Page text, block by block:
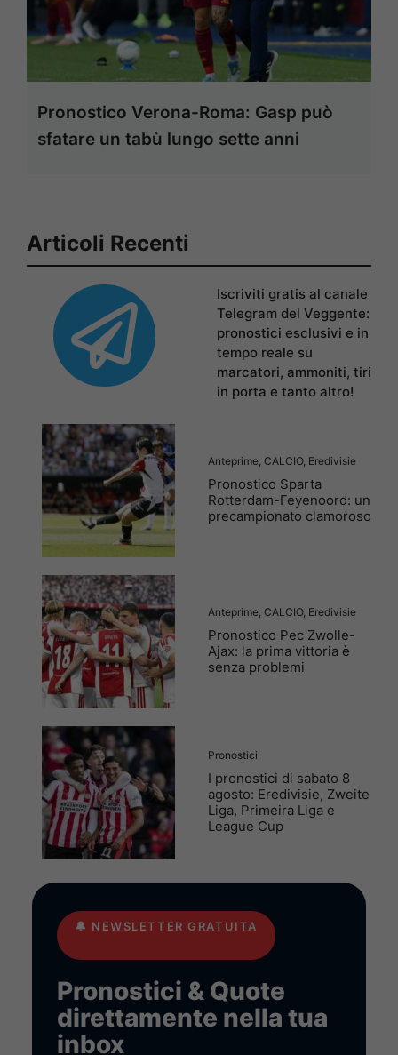
Pronostico Verona-Roma: Gasp può
sfatare un tabù lungo sette anni
Articoli Recenti
Iscriviti gratis al canale
Telegram del Veggente:
pronostici esclusivi e in
tempo reale su
marcatori, ammoniti, tiri
in porta e tanto altro!
Anteprime CALCIO, Eredivisie
Pronostico Sparta
Rotterdam-Feyenoord: un
precampionato clamoroso
Anteprime CALCIO, Eredivisie
Pronostico Pec Zwolle-
Ajax: la prima vittoria è
senza problemi
Pronostici
I pronostici di sabato 8
agosto: Eredivisie, Zweite
Liga, Primeira Liga e
League Cup
🔔 NEWSLETTER GRATUITA
Pronostici & Quote
direttamente nella tua
inbox